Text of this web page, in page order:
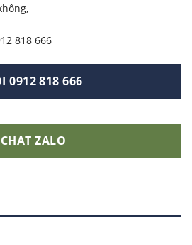
818 666
0912 818 666
CHAT ZALO